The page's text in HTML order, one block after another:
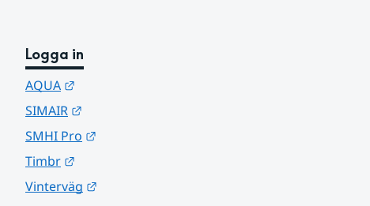
Logga in
AQUA
SIMAIR
SMHI Pro
Timbr
Vinterväg